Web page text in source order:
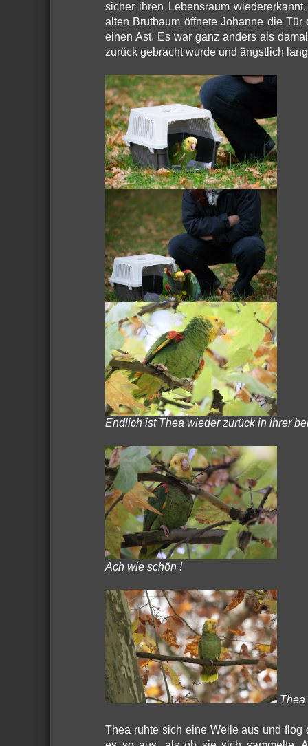
sicher ihren Lebensraum
alten Brutbaum öffnete Johanne die
einen Ast. Es war ganz anders als
zurück gebracht wurde und ängstlich
Endlich ist Thea wieder zurück in ihrer
Ach wie schön !
Thea
Thea ruhte sich eine Weile aus und